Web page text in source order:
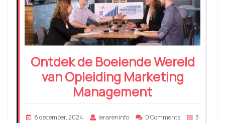
Ontdek de Boeiende Wereld
van Opleiding Marketing
Management
8 december, 2024 lerareninfo 0 Comments
3